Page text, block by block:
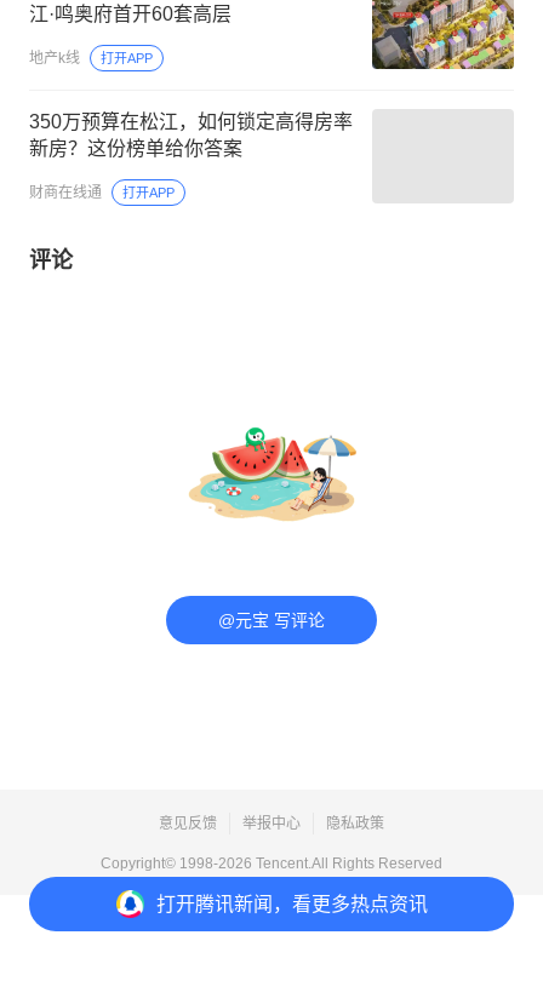
打开腾讯新闻，看更多热点资讯
江·鸣奥府首开60套高层
地产k线 打开APP
350万预算在松江，如何锁定高得房率
新房？这份榜单给你答案
财商在线通 打开APP
评论
@元宝 写评论
意见反馈 举报中心 隐私政策
Copyright© 1998-2026 Tencent.All Rights Reserved